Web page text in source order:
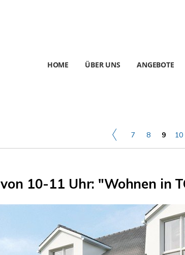
HOME ÜBER UNS ANGEBOTE
7 8 9 10
von 10-11 Uhr: "Wohnen